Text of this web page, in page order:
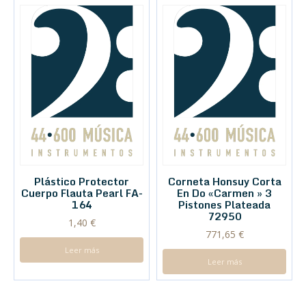
Plástico Protector
Cuerpo Flauta Pearl FA-
164
1,40 €
Leer más
Corneta Honsuy Corta
En Do «Carmen » 3
Pistones Plateada
72950
771,65 €
Leer más